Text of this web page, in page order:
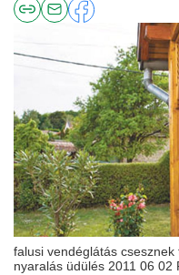
falusi vendéglátás
nyaralás üdülés 2011 06 02